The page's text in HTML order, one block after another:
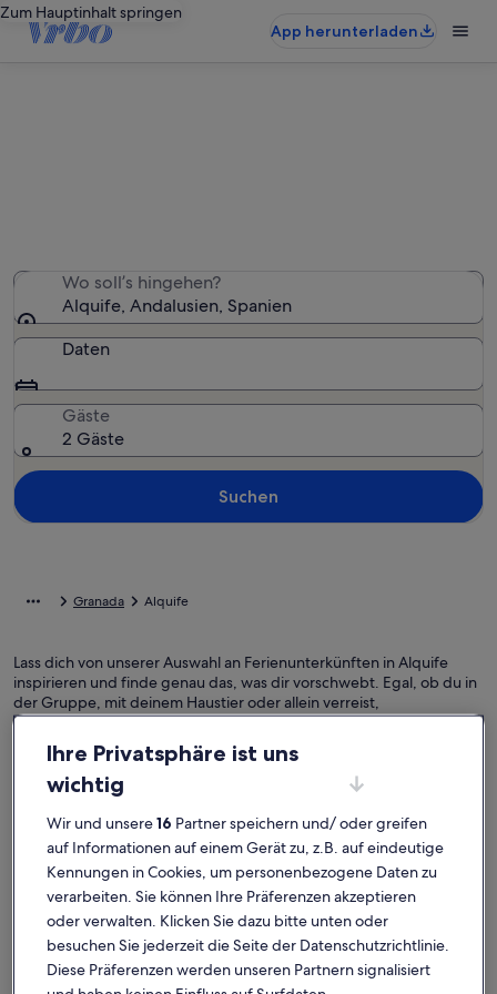
Zum Hauptinhalt springen
App herunterladen
Wo soll’s hingehen?
Alquife, Andalusien, Spanien
Daten
Gäste
2 Gäste
Suchen
Granada Alquife
Lass dich von unserer Auswahl an Ferienunterkünften in Alquife
inspirieren und finde genau das, was dir vorschwebt. Egal, ob du in
der Gruppe, mit deinem Haustier oder allein verreist,
Ferienunterkünfte bieten dir all die Annehmlichkeiten, die dir für
deinen Aufenthalt wichtig sind. Dazu gehören zum Beispiel ein Pool,
eine Waschmaschine und ein Trockner. Was du dir also auch
vorstellst, in nur wenigen Klicks kannst du die Unterkunft buchen,
die allen zusagt und jedermanns Erwartungen gerecht wird – das
Angebot bei uns ist vielfältig und umfasst Häuser, die über
barrierarme Optionen verfügen oder geeignet für Nichtraucher
Finde Unterkünfte ganz nach deinem
Geschmack
Ihre Privatsphäre ist uns
wichtig
Wir und unsere16 Partner speichern und/ oder greifen
auf Informationen auf einem Gerät zu, z.B. auf eindeutige
Kennungen in Cookies, um personenbezogene Daten zu
verarbeiten. Sie können Ihre Präferenzen akzeptieren
oder verwalten. Klicken Sie dazu bitte unten oder
besuchen Sie jederzeit die Seite der Datenschutzrichtlinie.
Diese Präferenzen werden unseren Partnern signalisiert